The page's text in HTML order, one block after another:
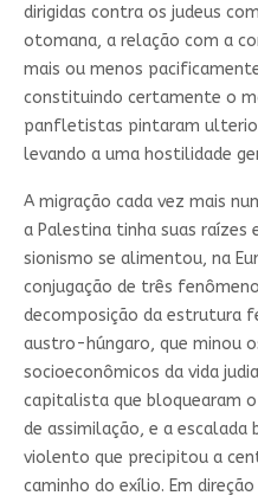
dirigidas contra os judeus
otomana, a relação com a
mais ou menos
constituindo certamente o
panfletistas pintaram
levando a uma hostilidade
A migração cada vez mais
a Palestina tinha suas raízes
sionismo se alimentou, na
conjugação de três
decomposição da estrutura
austro-húngaro, que minou
socioeconômicos da vida
capitalista que bloquearam
de assimilação, e a
violento que precipitou a
caminho do exílio. Em